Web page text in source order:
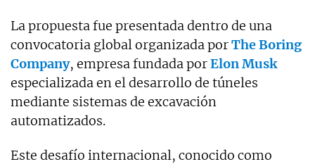
La propuesta fue presentada dentro de una
convocatoria global organizada porThe Boring
Company, empresa fundada porElonMusk
especializada en el desarrollo de túneles
mediante sistemas de excavación
automatizados.
Este desafío internacional, conocido como